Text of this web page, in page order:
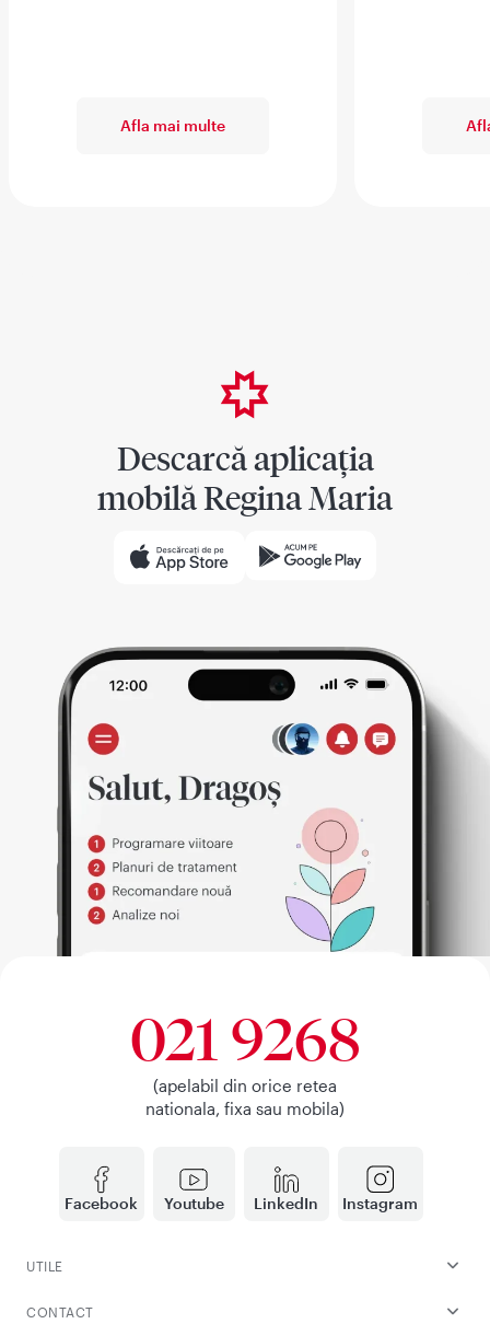
Afla mai multe
Descarcă aplicația
mobilă Regina Maria
Facebook Youtube LinkedIn Instagram
021 9268
(apelabil din orice retea
nationala, fixa sau mobila)
UTILE
CONTACT